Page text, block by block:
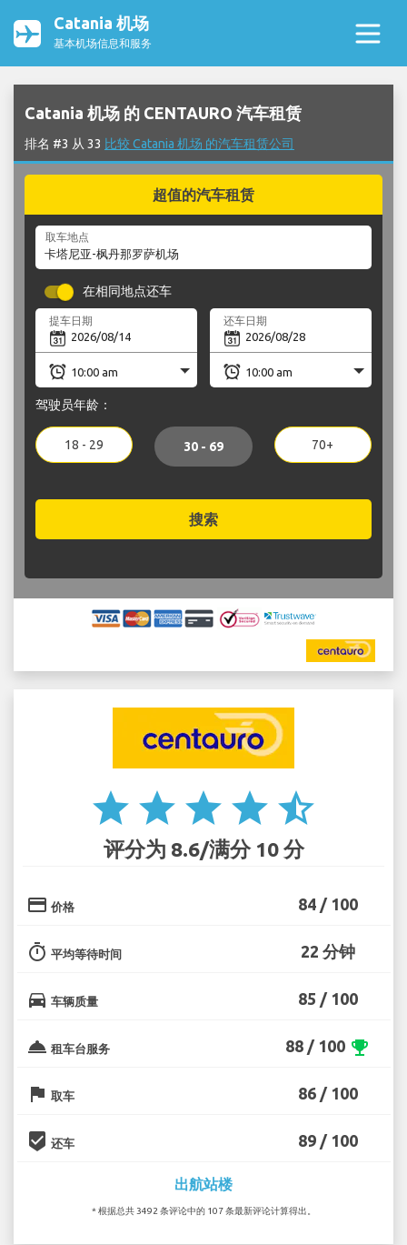
Catania 机场
基本机场信息和服务
Catania 机场 的 CENTAURO 汽车租赁
排名 #3 从 33 比较 Catania 机场 的汽车租赁公司
超值的汽车租赁
取车地点
在相同地点还车
提车日期 还车日期
驾驶员年龄：
18 - 29 30 - 69 70+
搜索
star star star star star_half
评分为 8.6/满分 10 分
credit_card 价格 84 / 100
timer 平均等待时间 22 分钟
directions_car 车辆质量 85 / 100
room_service 租车台服务 88 / 100 emoji_events
flag 取车 86 / 100
beenhere 还车 89 / 100
出航站楼
* 根据总共 3492 条评论中的 107 条最新评论计算得出。